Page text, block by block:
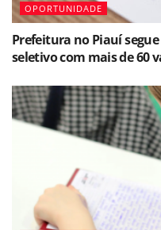
OPORTUNIDADE
Prefeitura no Piauí
seletivo com mais de 60